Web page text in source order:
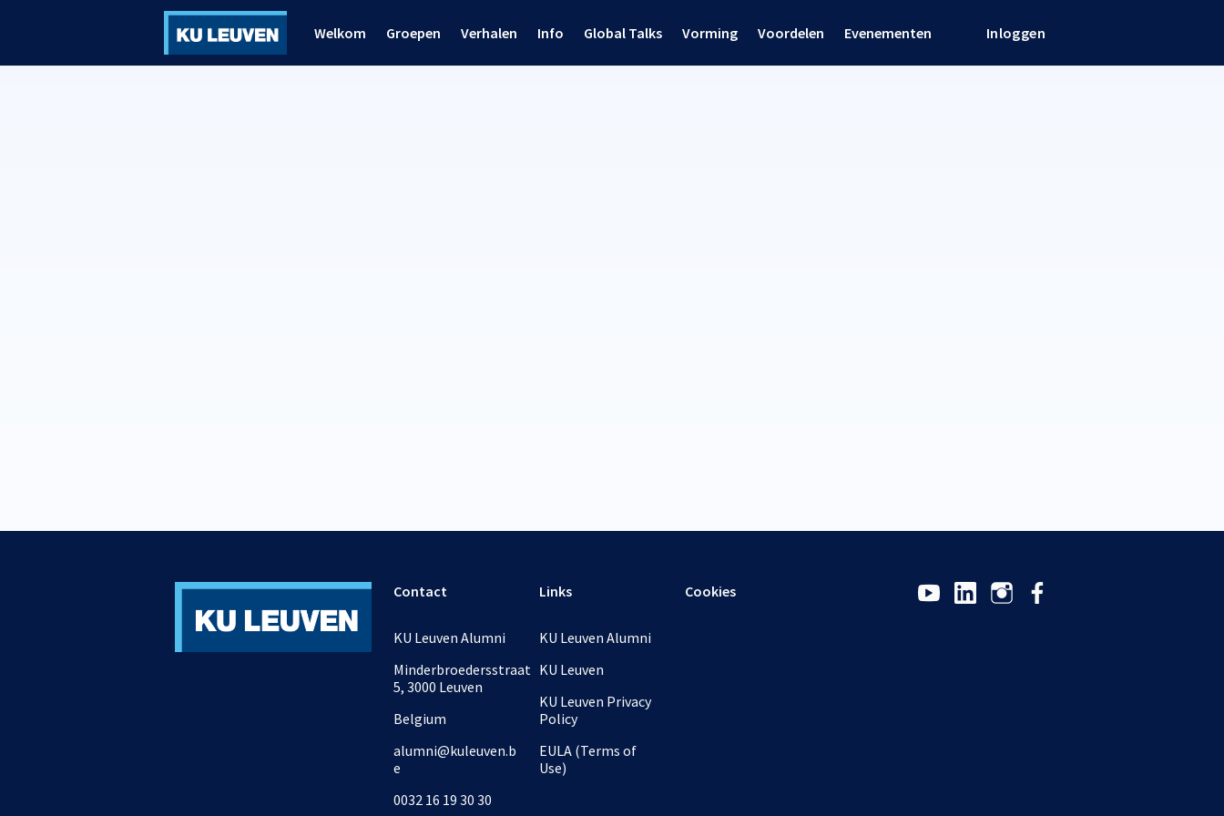
Welkom Groepen Verhalen Info Global Talks Vorming Voordelen Evenementen Inloggen
Contact
KU Leuven Alumni
Minderbroedersstraat
5, 3000 Leuven
Belgium
alumni@kuleuven.b
e
0032 16 19 30 30
Links
KU Leuven Alumni
KU Leuven
KU Leuven Privacy
Policy
EULA (Terms of
Use)
Cookies